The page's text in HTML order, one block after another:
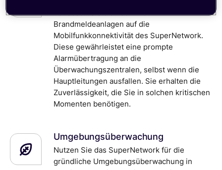
Verlassen Sie sich bei Ihren
Brandmeldeanlagen auf die
Mobilfunkkonnektivität des SuperNetwork.
Diese gewährleistet eine prompte
Alarmübertragung an die
Überwachungszentralen, selbst wenn die
Hauptleitungen ausfallen. Sie erhalten die
Zuverlässigkeit, die Sie in solchen kritischen
Momenten benötigen.
Umgebungsüberwachung
Nutzen Sie das SuperNetwork für die
gründliche Umgebungsüberwachung in